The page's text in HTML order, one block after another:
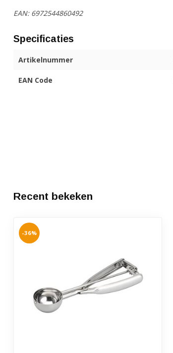
EAN: 6972544860492
Specificaties
Artikelnummer
EAN Code
Recent bekeken
-36%